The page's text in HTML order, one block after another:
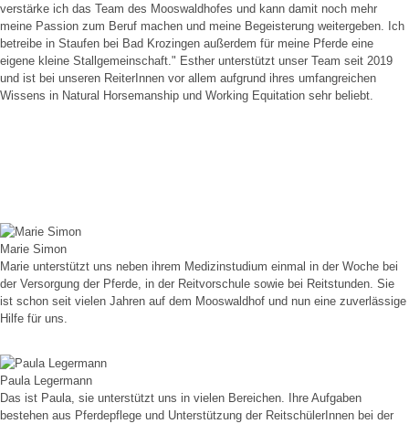
verstärke ich das Team des Mooswaldhofes und kann damit noch mehr
meine Passion zum Beruf machen und meine Begeisterung weitergeben. Ich
betreibe in Staufen bei Bad Krozingen außerdem für meine Pferde eine
eigene kleine Stallgemeinschaft." Esther unterstützt unser Team seit 2019
und ist bei unseren ReiterInnen vor allem aufgrund ihres umfangreichen
Wissens in Natural Horsemanship und Working Equitation sehr beliebt.
Marie Simon
Marie unterstützt uns neben ihrem Medizinstudium einmal in der Woche bei
der Versorgung der Pferde, in der Reitvorschule sowie bei Reitstunden. Sie
ist schon seit vielen Jahren auf dem Mooswaldhof und nun eine zuverlässige
Hilfe für uns.
Paula Legermann
Das ist Paula, sie unterstützt uns in vielen Bereichen. Ihre Aufgaben
bestehen aus Pferdepflege und Unterstützung der ReitschülerInnen bei der